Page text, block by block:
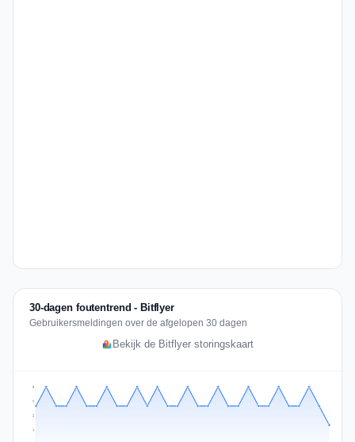
30-dagen foutentrend - Bitflyer
Gebruikersmeldingen over de afgelopen 30 dagen
Bekijk de Bitflyer storingskaart
1
2
2
3